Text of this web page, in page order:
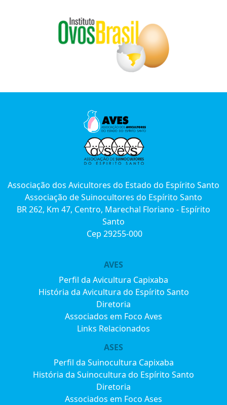
AVES
Perfil da Avicultura Capixaba
História da Avicultura do Espírito Santo
Diretoria
Associados em Foco Aves
Links Relacionados
ASES
Perfil da Suinocultura Capixaba
História da Suinocultura do Espírito Santo
Diretoria
Associados em Foco Ases
Associação dos Avicultores do Estado do Espírito Santo
Associação de Suinocultores do Espírito Santo
BR 262, Km 47, Centro, Marechal Floriano - Espírito
Santo
Cep 29255-000